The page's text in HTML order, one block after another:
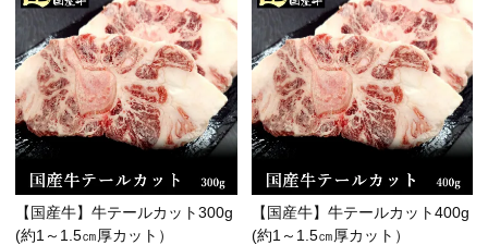
【国産牛】牛テールカット300g
(約1～1.5㎝厚カット）
【国産牛】牛テールカット400g
(約1～1.5㎝厚カット）